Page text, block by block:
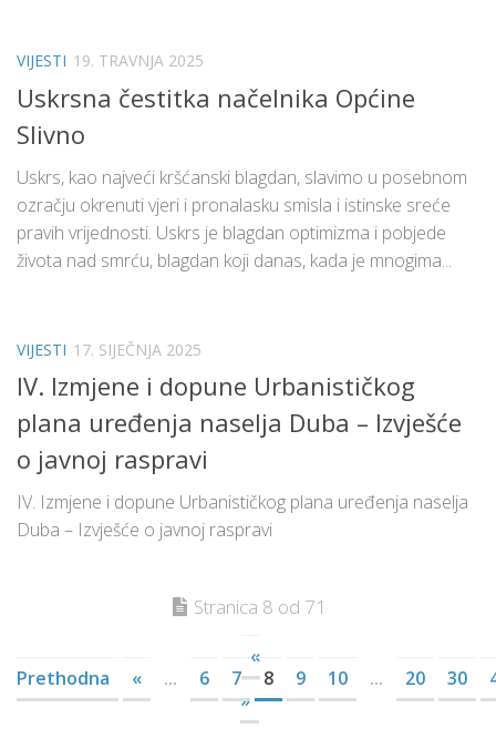
VIJESTI 19. TRAVNJA 2025
Uskrsna čestitka načelnika Općine
Slivno
Uskrs, kao najveći kršćanski blagdan, slavimo u posebnom
ozračju okrenuti vjeri i pronalasku smisla i istinske sreće
pravih vrijednosti. Uskrs je blagdan optimizma i pobjede
života nad smrću, blagdan koji danas, kada je mnogima...
VIJESTI 17. SIJEČNJA 2025
IV. Izmjene i dopune Urbanističkog
plana uređenja naselja Duba – Izvješće
o javnoj raspravi
IV. Izmjene i dopune Urbanističkog plana uređenja naselja
Duba – Izvješće o javnoj raspravi
Stranica 8 od 71
«
Prethodna
« ... 6 7 8 9 10 ... 20 30
»